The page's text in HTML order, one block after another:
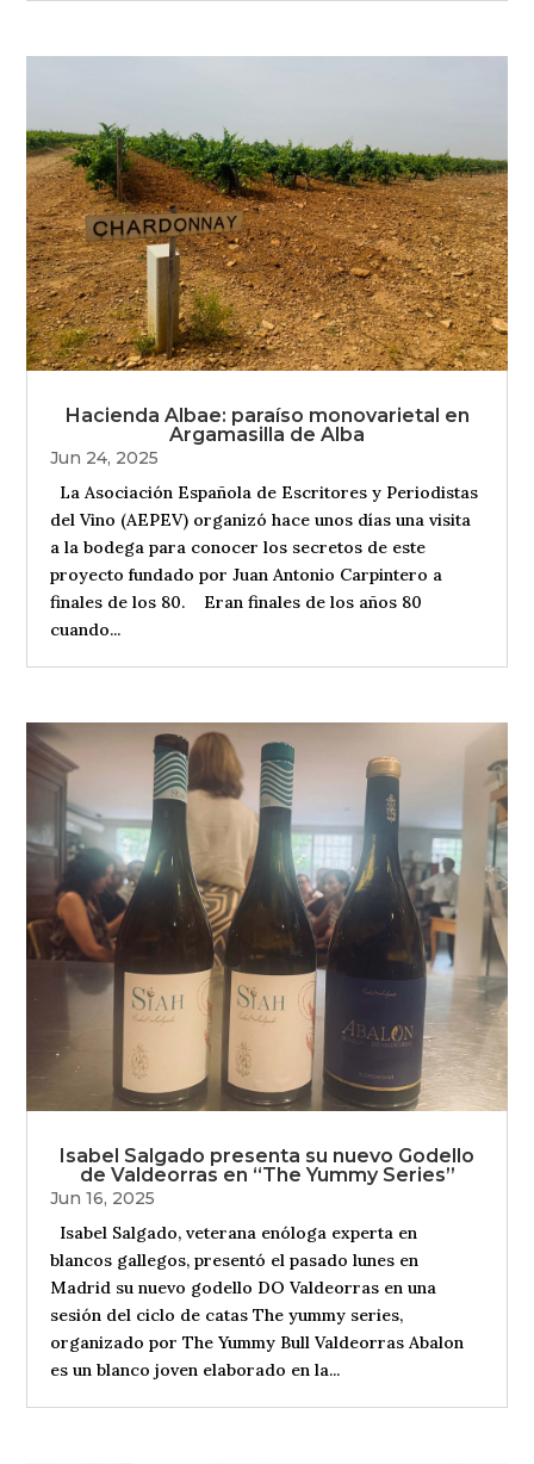
Hacienda Albae: paraíso monovarietal en
Argamasilla de Alba
Jun 24, 2025
La Asociación Española de Escritores y Periodistas
del Vino (AEPEV) organizó hace unos días una visita
a la bodega para conocer los secretos de este
proyecto fundado por Juan Antonio Carpintero a
finales de los 80. Eran finales de los años 80
cuando...
Isabel Salgado presenta su nuevo Godello
de Valdeorras en “The Yummy Series”
Jun 16, 2025
Isabel Salgado, veterana enóloga experta en
blancos gallegos, presentó el pasado lunes en
Madrid su nuevo godello DO Valdeorras en una
sesión del ciclo de catas The yummy series,
organizado por The Yummy Bull Valdeorras Abalon
es un blanco joven elaborado en la...